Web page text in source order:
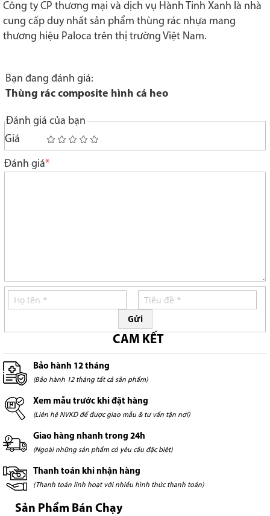
Công ty CP thương mại và dịch vụ Hành Tinh Xanh là nhà
cung cấp duy nhất sản phẩm thùng rác nhựa mang
thương hiệu Paloca trên thị trường Việt Nam.
Bạn đang đánh giá:
Thùng rác composite hình cá heo
Đánh giá của bạn
Giá
1
star
2
stars
3
stars
4
stars
5
stars
Đánh giá
Gửi
CAM KẾT
Bảo hành 12 tháng
(Bảo hành 12 tháng tất cả sản phẩm)
Xem mẫu trước khi đặt hàng
(Liên hệ NVKD để được giao mẫu & tư vấn tận nơi)
Giao hàng nhanh trong 24h
(Ngoài những sản phẩm có yêu cầu đặc biệt)
Thanh toán khi nhận hàng
(Thanh toán linh hoạt với nhiều hình thức thanh toán)
Sản Phẩm Bán Chạy